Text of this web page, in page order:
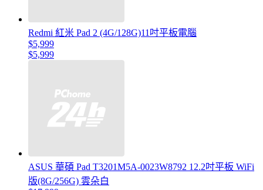
Redmi 紅米 Pad 2 (4G/128G)11吋平板電腦
$5,999
$5,999
ASUS 華碩 Pad T3201M5A-0023W8792 12.2吋平板 WiFi
版(8G/256G) 雲朵白